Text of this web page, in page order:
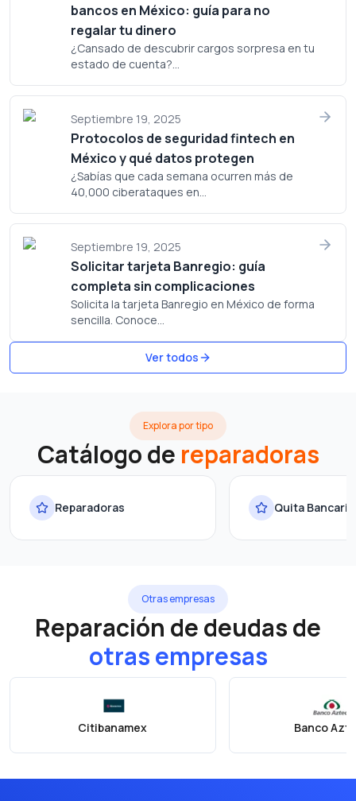
bancos en México: guía para no
regalar tu dinero
¿Cansado de descubrir cargos sorpresa en tu
estado de cuenta?...
Septiembre 19, 2025
Protocolos de seguridad fintech en
México y qué datos protegen
¿Sabías que cada semana ocurren más de
40,000 ciberataques en...
Septiembre 19, 2025
Solicitar tarjeta Banregio: guía
completa sin complicaciones
Solicita la tarjeta Banregio en México de forma
sencilla. Conoce...
Ver todos
Explora por tipo
Catálogo de reparadoras
Reparadoras Quita Bancaria
Otras empresas
Reparación de deudas de
otras empresas
Citibanamex Banco